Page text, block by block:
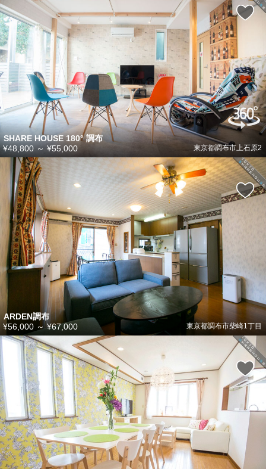
SHARE HOUSE 180° 調布
東京都調布市上石原2
¥48,800～¥55,000
ARDEN調布
東京都調布市柴崎1丁目
¥56,000 ～¥67,000